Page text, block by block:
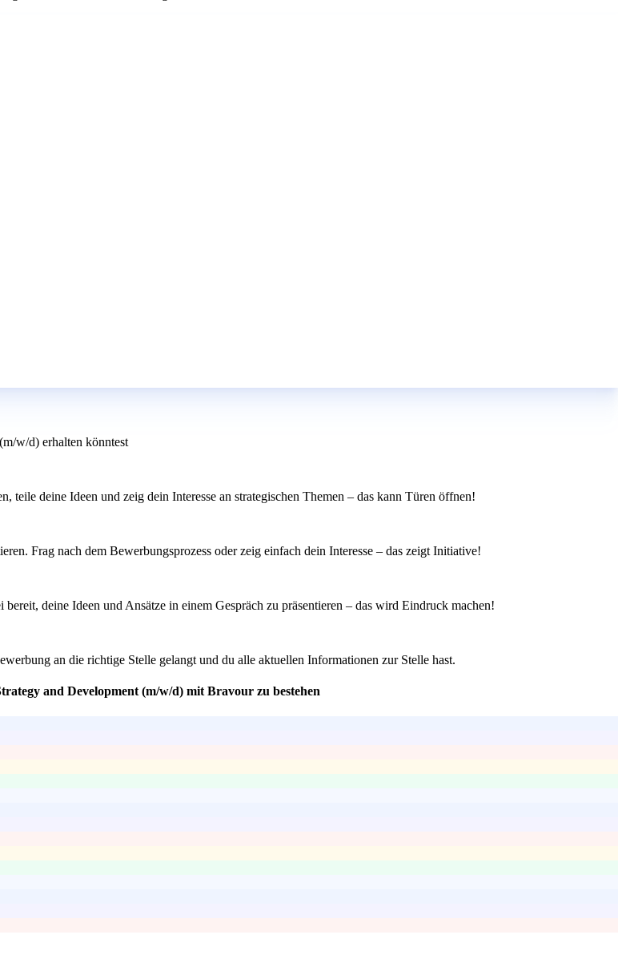
w/d) erhalten könntest
deine Ideen und zeig dein Interesse an strategischen Themen – das kann Türen öffnen!
Frag nach dem Bewerbungsprozess oder zeig einfach dein Interesse – das zeigt Initiative!
deine Ideen und Ansätze in einem Gespräch zu präsentieren – das wird Eindruck machen!
an die richtige Stelle gelangt und du alle aktuellen Informationen zur Stelle hast.
and Development (m/w/d) mit Bravour zu bestehen